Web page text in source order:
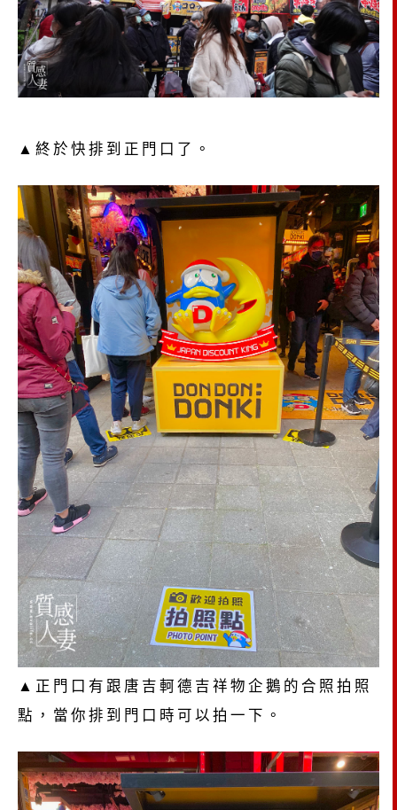
▲終於快排到正門口了。
▲正門口有跟唐吉軻德吉祥物企鵝的合照拍照
點，當你排到門口時可以拍一下。